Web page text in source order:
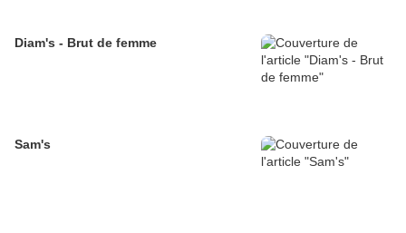
Diam's - Brut de femme
Sam's